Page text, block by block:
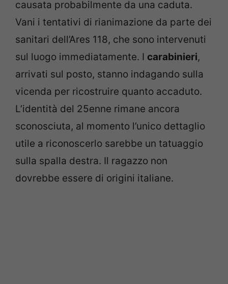
causata probabilmente da una caduta.
Vani i tentativi di rianimazione da parte dei
sanitari dell’Ares 118, che sono intervenuti
sul luogo immediatamente. I carabinieri,
arrivati sul posto, stanno indagando sulla
vicenda per ricostruire quanto accaduto.
L’identità del 25enne rimane ancora
sconosciuta, al momento l’unico dettaglio
utile a riconoscerlo sarebbe un tatuaggio
sulla spalla destra. Il ragazzo non
dovrebbe essere di origini italiane.